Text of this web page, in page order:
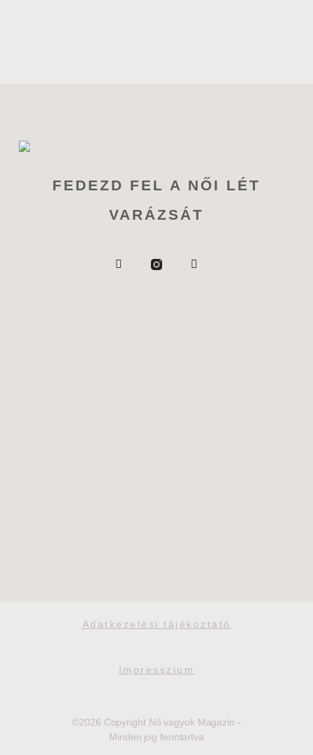
FEDEZD FEL A NŐI LÉT
VARÁZSÁT
Adatkezelési tájékoztató
Impresszium
©2026 Copyright Nő vagyok Magazin -
Minden jog fenntartva